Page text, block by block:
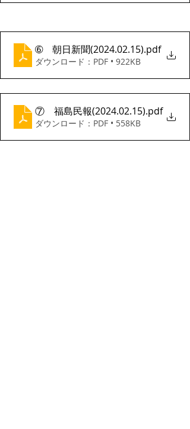
➅ 朝日新聞(2024.02.15).pdf
ダウンロード：PDF • 922KB
⑦ 福島民報(2024.02.15).pdf
ダウンロード：PDF • 558KB